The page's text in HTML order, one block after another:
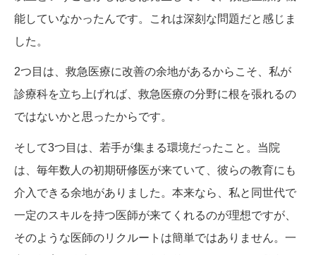
能していなかったんです。これは深刻な問題だと感じま
した。
2つ目は、救急医療に改善の余地があるからこそ、私が
診療科を立ち上げれば、救急医療の分野に根を張れるの
ではないかと思ったからです。
そして3つ目は、若手が集まる環境だったこと。当院
は、毎年数人の初期研修医が来ていて、彼らの教育にも
介入できる余地がありました。本来なら、私と同世代で
一定のスキルを持つ医師が来てくれるのが理想ですが、
そのような医師のリクルートは簡単ではありません。一